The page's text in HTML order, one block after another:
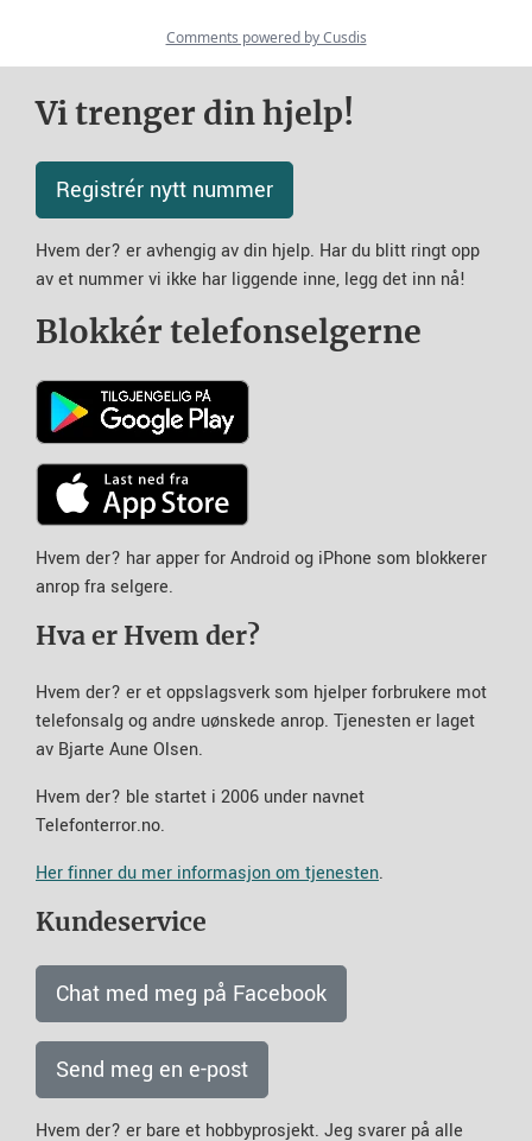
Vi trenger din hjelp!
Registrér nytt nummer
Hvem der? er avhengig av din hjelp. Har du blitt ringt opp
av et nummer vi ikke har liggende inne, legg det inn nå!
Blokkér telefonselgerne
Hvem der? har apper for Android og iPhone som blokkerer
anrop fra selgere.
Hva er Hvem der?
Hvem der? er et oppslagsverk som hjelper forbrukere mot
telefonsalg og andre uønskede anrop. Tjenesten er laget
av Bjarte Aune Olsen.
Hvem der? ble startet i 2006 under navnet
Telefonterror.no.
Her finner du mer informasjon om tjenesten.
Kundeservice
Chat med meg på Facebook
Send meg en e-post
Hvem der? er bare et hobbyprosjekt. Jeg svarer på alle